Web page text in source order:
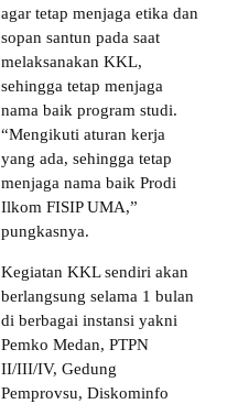
agar tetap menjaga etika dan
sopan santun pada saat
melaksanakan KKL,
sehingga tetap menjaga
nama baik program studi.
“Mengikuti aturan kerja
yang ada, sehingga tetap
menjaga nama baik Prodi
Ilkom FISIP UMA,”
pungkasnya.
Kegiatan KKL sendiri akan
berlangsung selama 1 bulan
di berbagai instansi yakni
Pemko Medan, PTPN
II/III/IV, Gedung
Pemprovsu, Diskominfo